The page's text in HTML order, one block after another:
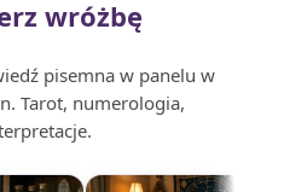
wróżbę
pisemna w panelu w
Tarot, numerologia,